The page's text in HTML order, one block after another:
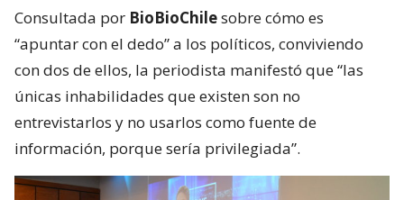
Consultada por BioBioChilesobre cómo es
“apuntar con el dedo” a los políticos, conviviendo
con dos de ellos, la periodista manifestó que “las
únicas inhabilidades que existen son no
entrevistarlos y no usarlos como fuente de
información, porque sería privilegiada”.